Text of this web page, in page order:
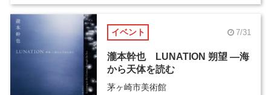
イベント 7/31
瀧本幹也 LUNATION 朔望 ―海
から天体を読む
茅ヶ崎市美術館